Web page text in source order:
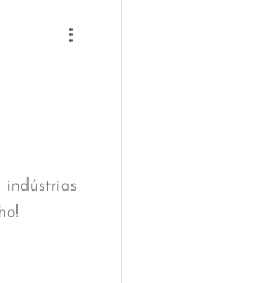
indústrias